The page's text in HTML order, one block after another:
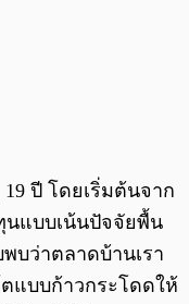
ปี โดยเริ่มต้นจาก
นแบบเน้นปัจจัยพื้น
บว่าตลาดบ้านเรา
แบบก้าวกระโดดให้